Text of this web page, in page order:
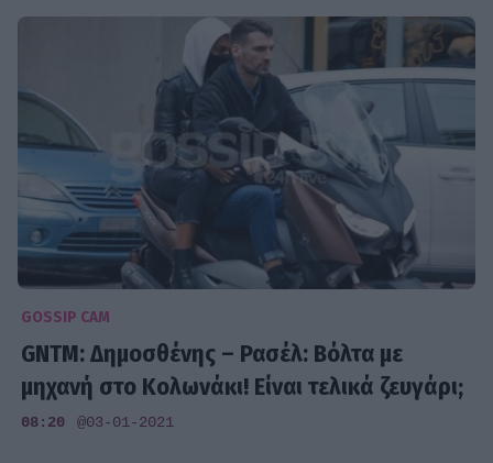
GOSSIP CAM
GNTM: Δημοσθένης – Ρασέλ: Βόλτα με
μηχανή στο Κολωνάκι! Είναι τελικά ζευγάρι;
08:20 @03-01-2021